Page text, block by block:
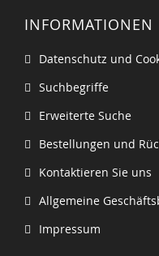
INFORMATIONEN
Datenschutz und
Suchbegriffe
Erweiterte Suche
Bestellungen und
Kontaktieren Sie uns
Allgemeine
Impressum